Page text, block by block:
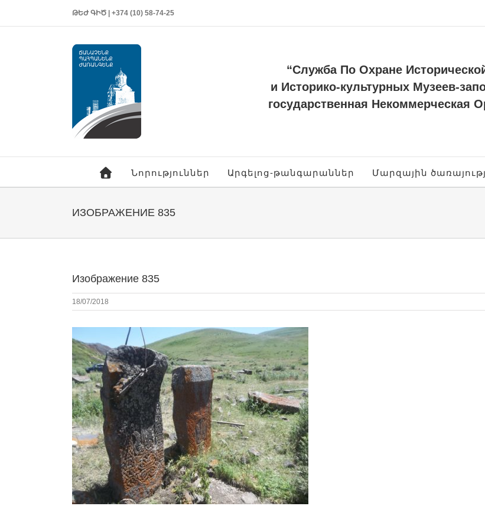
ԹԵԺ ԳԻԾ | +374 (10) 58-74-25
“Служба По Охране
и Историко-культурных Музеев-
государственная Некоммерческая
Նորություններ Արգելոց-թանգարաններ Մարզային
ИЗОБРАЖЕНИЕ 835
Изображение 835
18/07/2018